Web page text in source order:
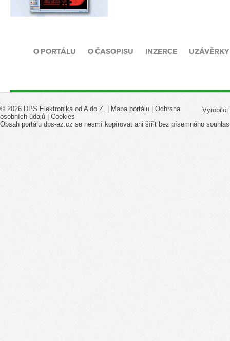
O PORTÁLU O ČASOPISU INZERCE UZÁVĚRKY
Vyrobilo:
© 2026 DPS Elektronika od A do Z. | Mapa portálu | Ochrana
osobních údajů | Cookies
Obsah portálu dps-az.cz se nesmí kopírovat ani šířit bez písemného